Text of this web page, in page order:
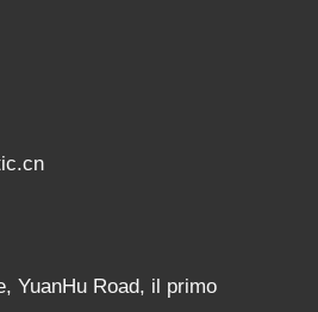
YuanHu Road, il primo